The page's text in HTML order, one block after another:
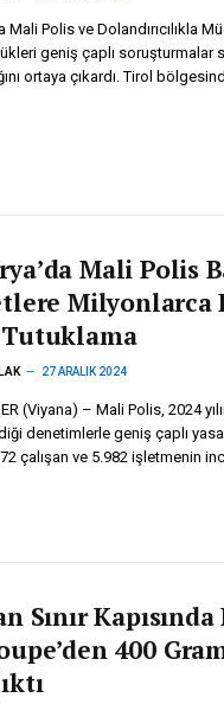
Mali Polis ve Dolandırıcılıkla
geniş çaplı soruşturmalar
ortaya çıkardı. Tirol
Mali Polis
Milyonlarca
Tutuklama
27 ARALIK 2024
(Viyana) – Mali Polis, 2024
denetimlerle geniş çaplı yasa
çalışan ve 5.982 işletmenin
Sınır
400